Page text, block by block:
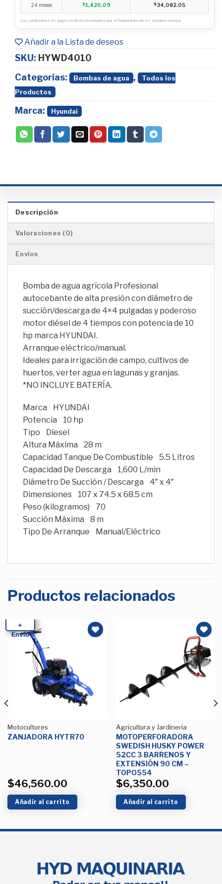
24 meses $1,420.09 $34,082.05
Las condiciones de pago serán determinados por el financiamiento de su banco emisor.
Añadir a la Lista de deseos
SKU: HYWD4010
Categorías:
Bombas de agua ,
Todos los
Productos
Marca: Hyundai
Descripción
Valoraciones (0)
Envíos
Bomba de agua agrícola Profesional
autocebante de alta presión con diámetro de
succión/descarga de 4×4 pulgadas y poderoso
motor diésel de 4 tiempos con potencia de 10
hp marca HYUNDAI.
Arranque eléctrico/manual.
Ideales para irrigación de campo, cultivos de
huertos, verter agua en lagunas y granjas.
*NO INCLUYE BATERÍA.
Marca HYUNDAI
Potencia 10 hp
Tipo Diesel
Altura Máxima 28 m
Capacidad Tanque De Combustible 5.5 Litros
Capacidad De Descarga 1,600 L/min
Diámetro De Succión / Descarga 4″ x 4″
Dimensiones 107 x 74.5 x 68.5 cm
Peso (kilogramos) 70
Succión Máxima 8 m
Tipo De Arranque Manual/Eléctrico
Productos relacionados
+
Envío
Motocultores
ZANJADORA HYTR70
$46,560.00
Añadir al carrito
Añadir
a la
Lista de
deseos
Agricultura y Jardineria
MOTOPERFORADORA
SWEDISH HUSKY POWER
52CC 3 BARRENOS Y
EXTENSIÓN 90 CM –
TOPO554
$6,350.00
Añadir al carrito